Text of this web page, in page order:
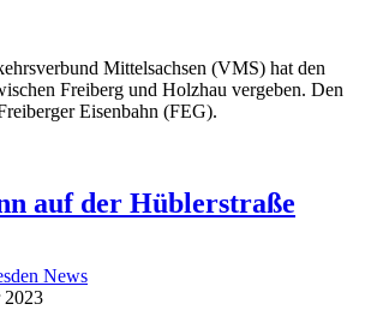
Mittelsachsen (VMS) hat den
Freiberg und Holzhau vergeben. Den
Eisenbahn (FEG).
auf der Hüblerstraße
News
2023